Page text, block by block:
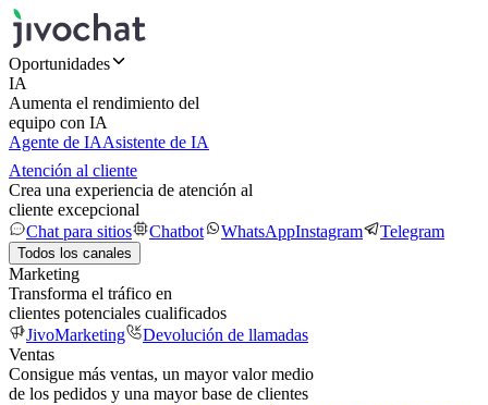
Oportunidades
IA
Aumenta el rendimiento del
equipo con IA
Agente de IAAsistente de IA
Atención al cliente
Crea una experiencia de atención al
cliente excepcional
Chat para sitios
Chatbot WhatsAppInstagram Telegram
Todos los canales
Marketing
Transforma el tráfico en
clientes potenciales cualificados
JivoMarketing
Devolución de llamadas
Ventas
Consigue más ventas, un mayor valor medio
de los pedidos y una mayor base de clientes